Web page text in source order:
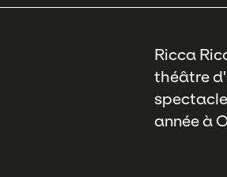
Ricca
théâtre
année à